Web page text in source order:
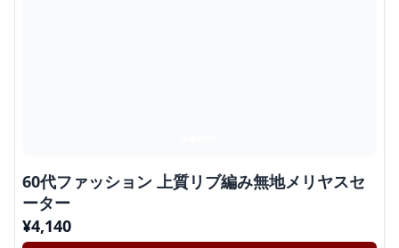
60代ファッション 上質リブ編み無地メリヤスセ
ーター
¥4,140